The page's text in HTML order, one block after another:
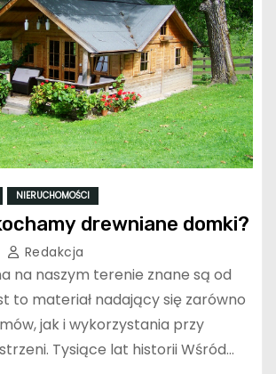
NIERUCHOMOŚCI
drewniane domki?
Redakcja
na naszym terenie znane są od
to materiał nadający się zarówno
jak i wykorzystania przy
Tysiące lat historii Wśród…